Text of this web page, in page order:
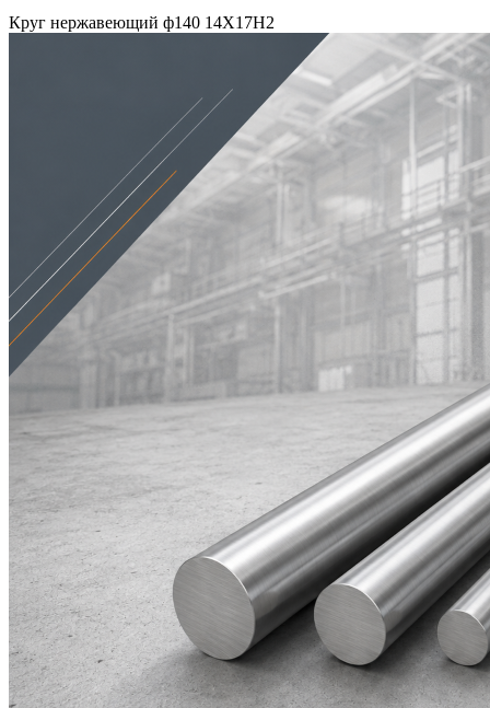
Круг нержавеющий ф140 14Х17Н2